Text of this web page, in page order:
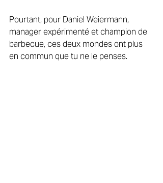
Pourtant, pour Daniel Weiermann,
manager expérimenté et champion de
barbecue, ces deux mondes ont plus
en commun que tu ne le penses.